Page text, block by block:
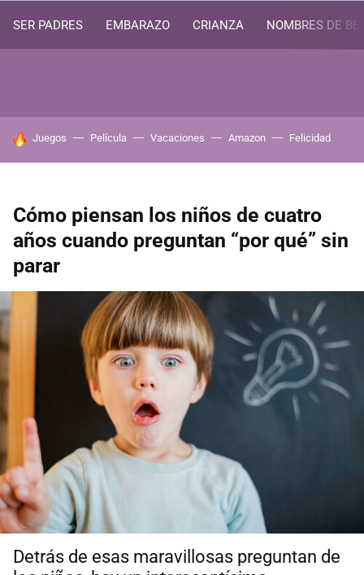
SER PADRES EMBARAZO CRIANZA NOMBRES DE
HOY SE HABLA DE
Juegos Película Vacaciones Amazon Felicidad
Cómo piensan los niños de cuatro
años cuando preguntan “por qué” sin
parar
Detrás de esas maravillosas preguntan de